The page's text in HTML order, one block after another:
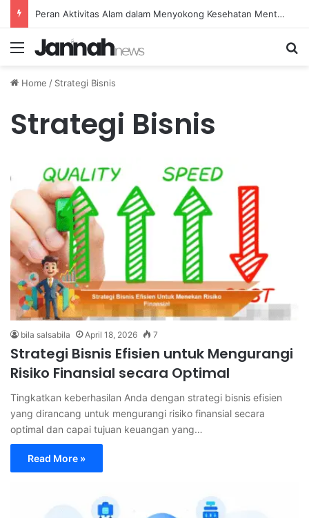
Peran Aktivitas Alam dalam Menyokong Kesehatan Mental dan Menenangkan Pikiran di Masa Sulit
Menu
Home / Strategi Bisnis
Strategi Bisnis
bila salsabila April 18, 2026 7
Strategi Bisnis Efisien untuk Mengurangi
Risiko Finansial secara Optimal
Tingkatkan keberhasilan Anda dengan strategi bisnis efisien
yang dirancang untuk mengurangi risiko finansial secara
optimal dan capai tujuan keuangan yang…
Read More »